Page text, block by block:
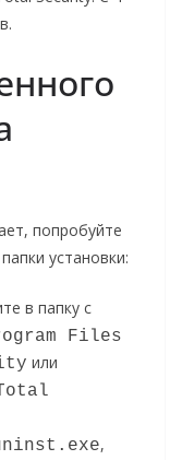
попробуйте
установки:
в папку с
Files
или
,